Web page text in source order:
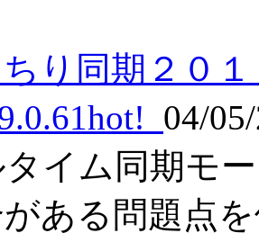
り同期２０
hot! 04/
タイム同期モ
ある問題点